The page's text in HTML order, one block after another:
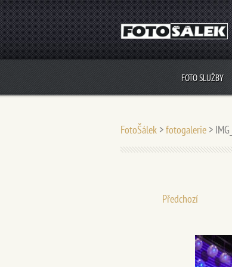
FOTO SLUŽBY
FotoŠálek >fotogalerie >
Předchozí